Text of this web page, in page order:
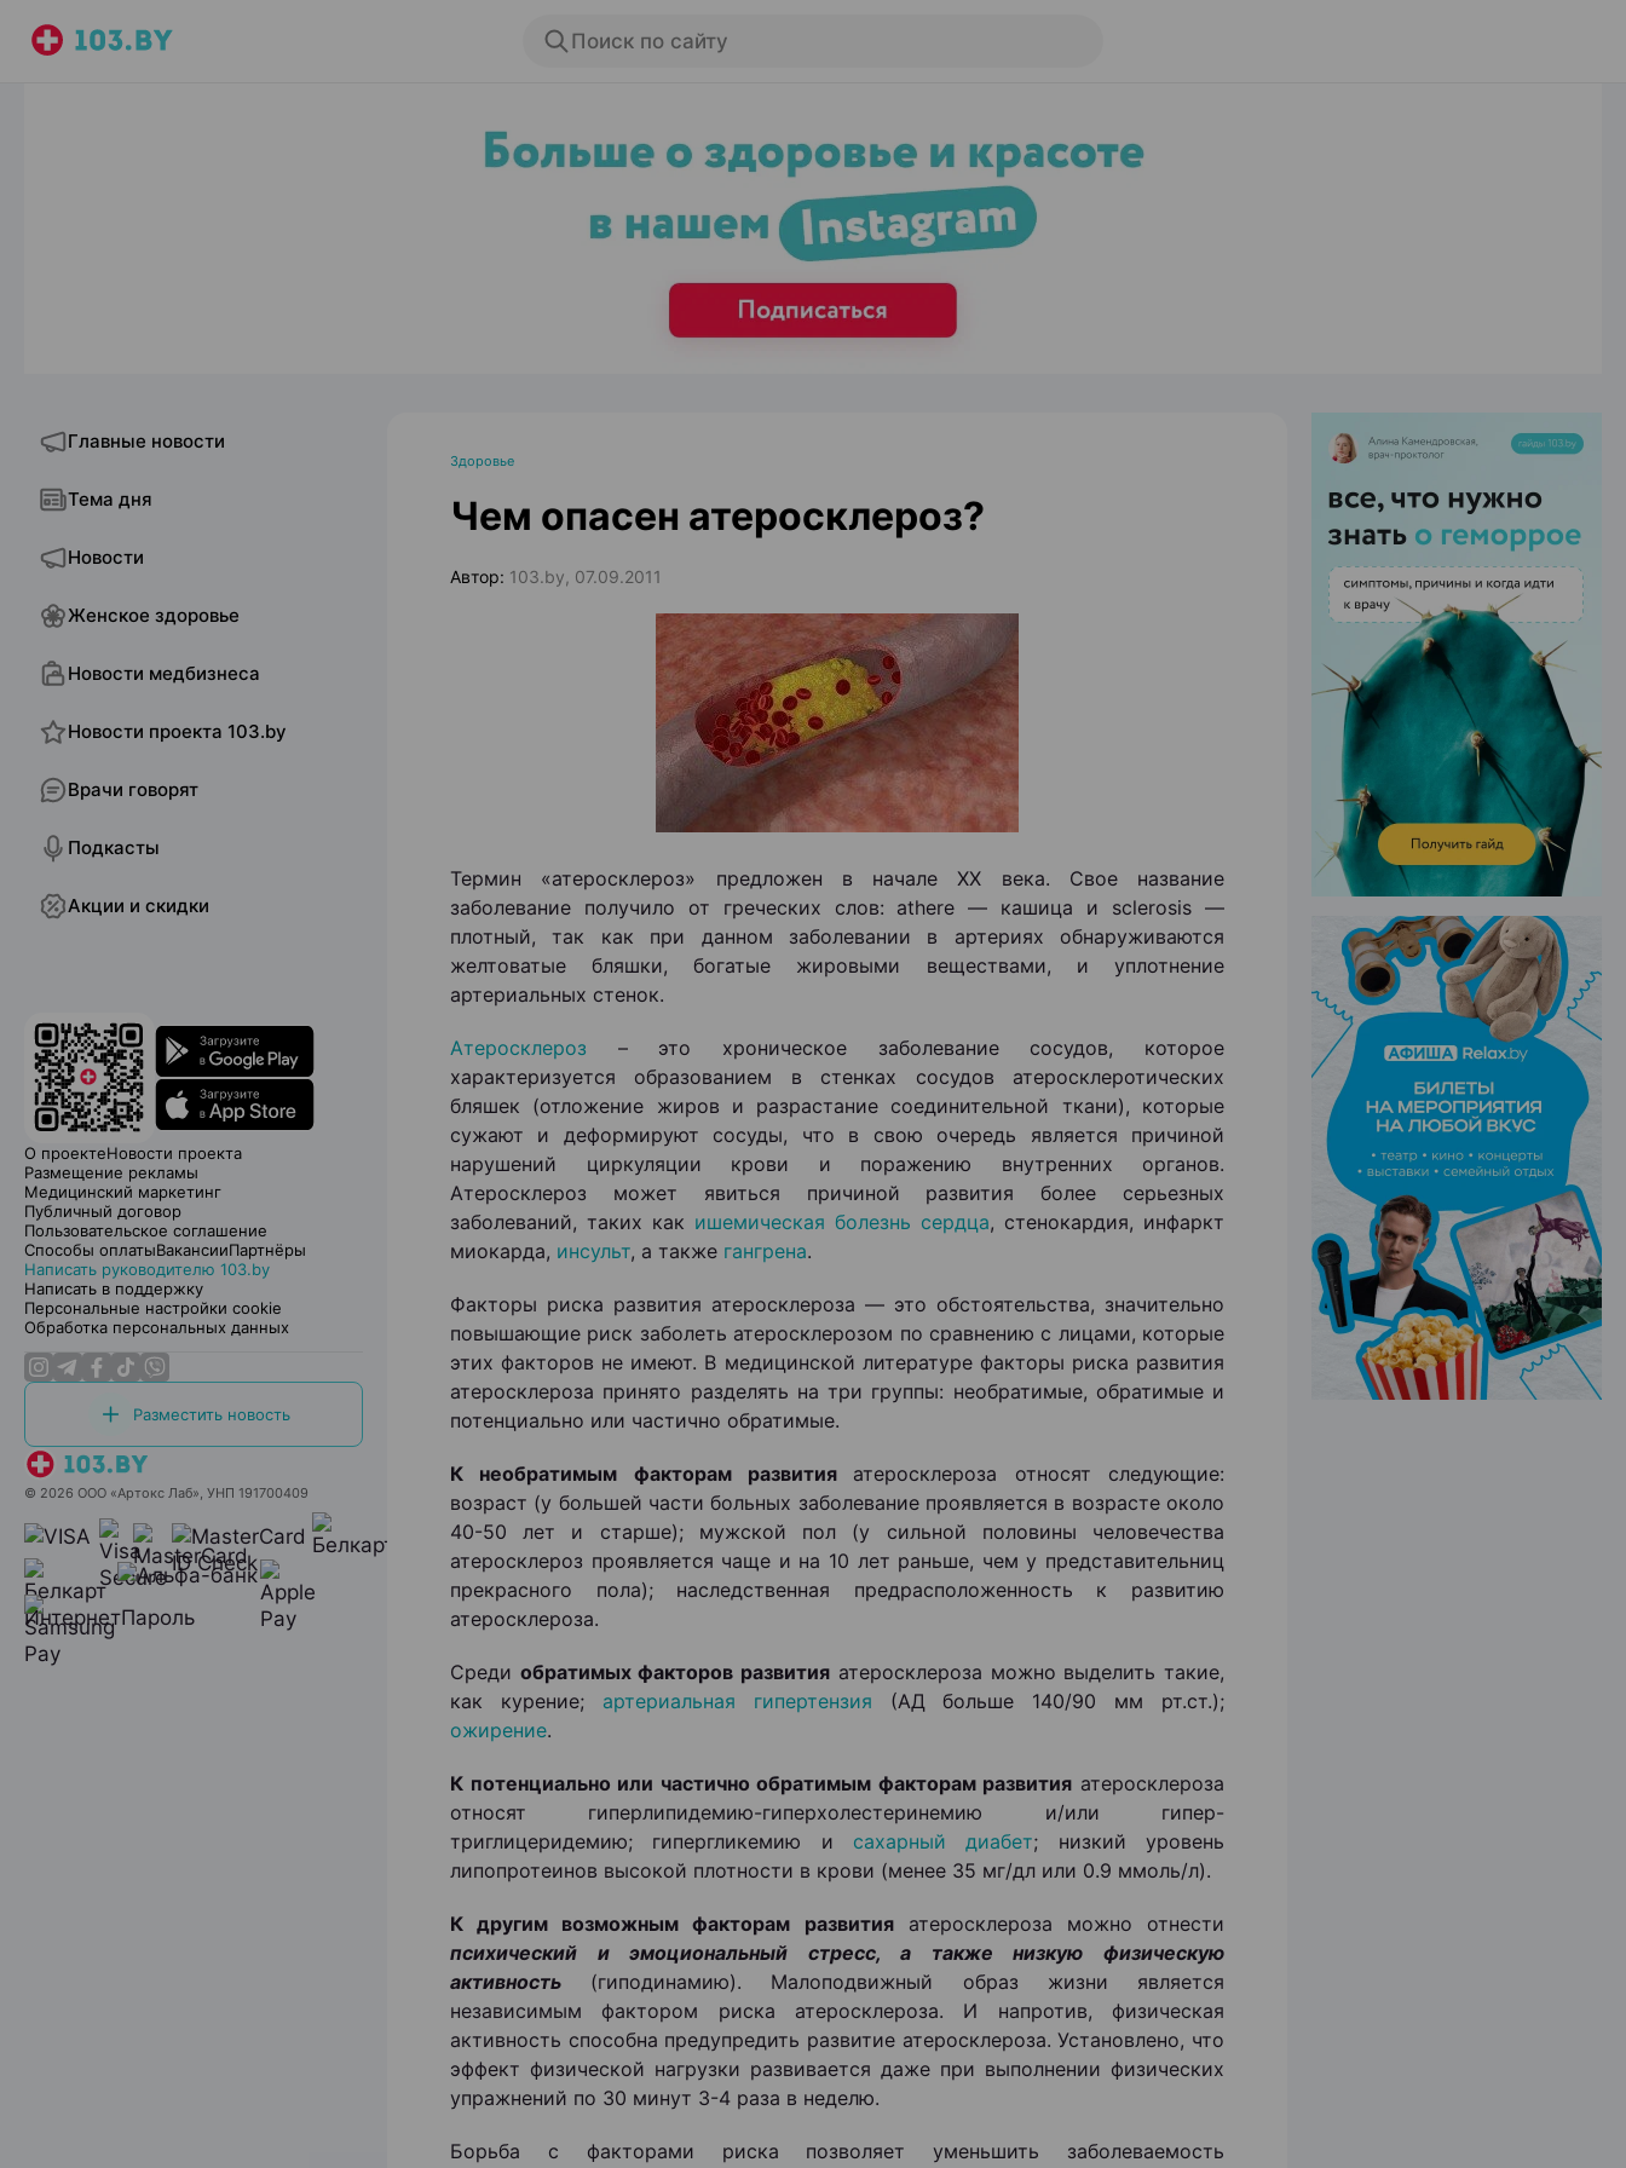
Поиск по сайту
ЭФФЕКТИВНАЯ РЕКЛАМА НА САЙТЕ
Главные новости
Тема дня
Новости
Женское здоровье
Новости медбизнеса
Новости проекта 103.by
Врачи говорят
Подкасты
Акции и скидки
О проектеНовости проекта
Размещение рекламы
Медицинский маркетинг
Публичный договор
Пользовательское соглашение
Способы оплатыВакансииПартнёры
Написать руководителю 103.by
Написать в поддержку
Персональные настройки cookie
Обработка персональных данных
Разместить новость
© 2026 ООО «Артокс Лаб», УНП 191700409
Здоровье
Чем опасен атеросклероз?
Автор: 103.by, 07.09.2011
Термин «атеросклероз» предложен в начале XX века. Свое название
заболевание получило от греческих слов: athere — кашица и sclerosis —
плотный, так как при данном заболевании в артериях обнаруживаются
желтоватые бляшки, богатые жировыми веществами, и уплотнение
артериальных стенок.
Атеросклероз – это хроническое заболевание сосудов, которое
характеризуется образованием в стенках сосудов атеросклеротических
бляшек (отложение жиров и разрастание соединительной ткани), которые
сужают и деформируют сосуды, что в свою очередь является причиной
нарушений циркуляции крови и поражению внутренних органов.
Атеросклероз может явиться причиной развития более серьезных
заболеваний, таких как ишемическая болезнь сердца, стенокардия, инфаркт
миокарда, инсульт, а также гангрена.
Факторы риска развития атеросклероза — это обстоятельства, значительно
повышающие риск заболеть атеросклерозом по сравнению с лицами, которые
этих факторов не имеют. В медицинской литературе факторы риска развития
атеросклероза принято разделять на три группы: необратимые, обратимые и
потенциально или частично обратимые.
К необратимым факторам развития атеросклероза относят следующие:
возраст (у большей части больных заболевание проявляется в возрасте около
40-50 лет и старше); мужской пол (у сильной половины человечества
атеросклероз проявляется чаще и на 10 лет раньше, чем у представительниц
прекрасного пола); наследственная предрасположенность к развитию
атеросклероза.
Среди обратимых факторов развития атеросклероза можно выделить такие,
как курение; артериальная гипертензия (АД больше 140/90 мм рт.ст.);
ожирение.
К потенциально или частично обратимым факторам развития атеросклероза
относят гиперлипидемию-гиперхолестеринемию и/или гипер-
триглицеридемию; гипергликемию и сахарный диабет; низкий уровень
липопротеинов высокой плотности в крови (менее 35 мг/дл или 0.9 ммоль/л).
К другим возможным факторам развитияатеросклероза можно отнести
психический и эмоциональный стресс, а также низкую физическую
активность (гиподинамию). Малоподвижный образ жизни является
независимым фактором риска атеросклероза. И напротив, физическая
активность способна предупредить развитие атеросклероза. Установлено, что
эффект физической нагрузки развивается даже при выполнении физических
упражнений по 30 минут 3-4 раза в неделю.
Борьба с факторами риска позволяет уменьшить заболеваемость
ЭФФЕКТИВНАЯ РЕКЛАМА НА САЙТЕ
ЭФФЕКТИВНАЯ РЕКЛАМА НА САЙТЕ